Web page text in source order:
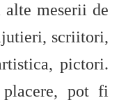
meserii de
scriitori,
pictori.
pot fi